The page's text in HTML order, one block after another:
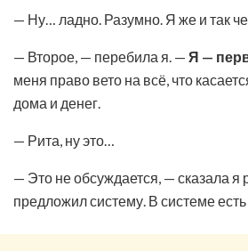
— Ну… ладно. Разумно. Я же и так
— Второе, — перебила я. — Я —
меня право вето на всё, что
дома и денег.
— Рита, ну это…
— Это не обсуждается, — сказала
предложил систему. В системе